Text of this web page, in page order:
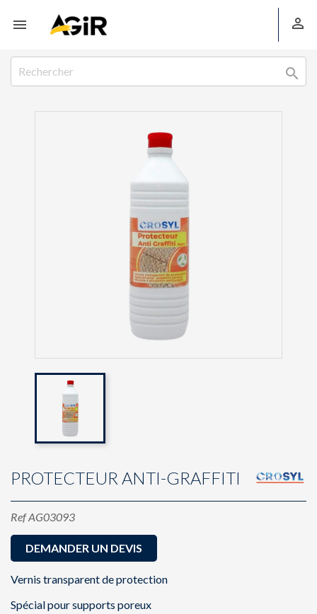
 

PROTECTEUR ANTI-GRAFFITI
RefAG03093
DEMANDER UN DEVIS
Vernis transparent de protection
Spécial pour supports poreux